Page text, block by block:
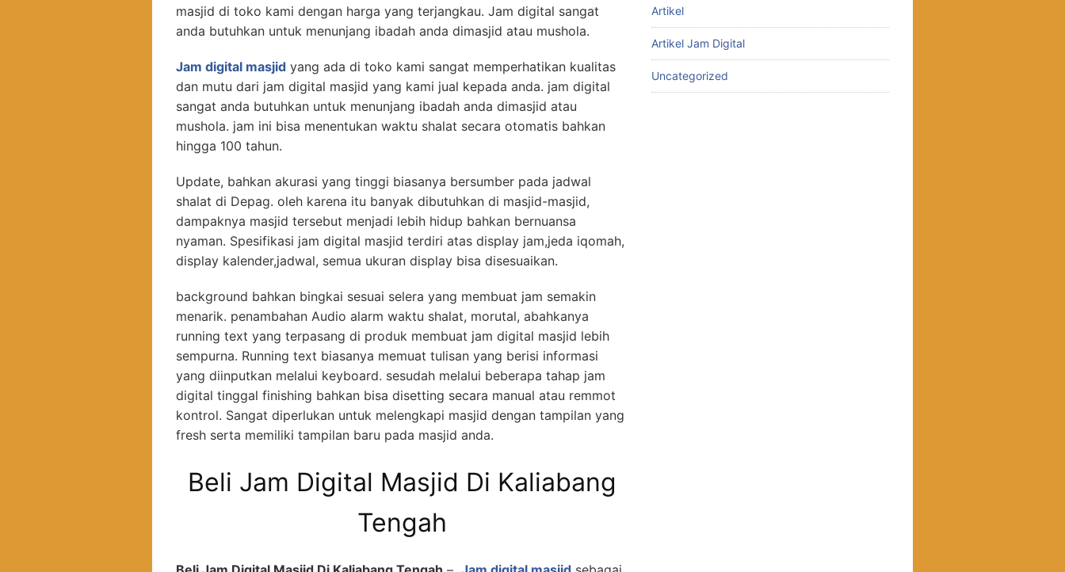
masjid di toko kami dengan harga yang terjangkau. Jam digital sangat
anda butuhkan untuk menunjang ibadah anda dimasjid atau mushola.
Jam digital masjid yang ada di toko kami sangat memperhatikan kualitas
dan mutu dari jam digital masjid yang kami jual kepada anda. jam digital
sangat anda butuhkan untuk menunjang ibadah anda dimasjid atau
mushola. jam ini bisa menentukan waktu shalat secara otomatis bahkan
hingga 100 tahun.
Update, bahkan akurasi yang tinggi biasanya bersumber pada jadwal
shalat di Depag. oleh karena itu banyak dibutuhkan di masjid-masjid,
dampaknya masjid tersebut menjadi lebih hidup bahkan bernuansa
nyaman. Spesifikasi jam digital masjid terdiri atas display jam,jeda iqomah,
display kalender,jadwal, semua ukuran display bisa disesuaikan.
background bahkan bingkai sesuai selera yang membuat jam semakin
menarik. penambahan Audio alarm waktu shalat, morutal, abahkanya
running text yang terpasang di produk membuat jam digital masjid lebih
sempurna. Running text biasanya memuat tulisan yang berisi informasi
yang diinputkan melalui keyboard. sesudah melalui beberapa tahap jam
digital tinggal finishing bahkan bisa disetting secara manual atau remmot
kontrol. Sangat diperlukan untuk melengkapi masjid dengan tampilan yang
fresh serta memiliki tampilan baru pada masjid anda.
Beli Jam Digital Masjid Di Kaliabang
Tengah
Artikel
Artikel Jam Digital
Uncategorized